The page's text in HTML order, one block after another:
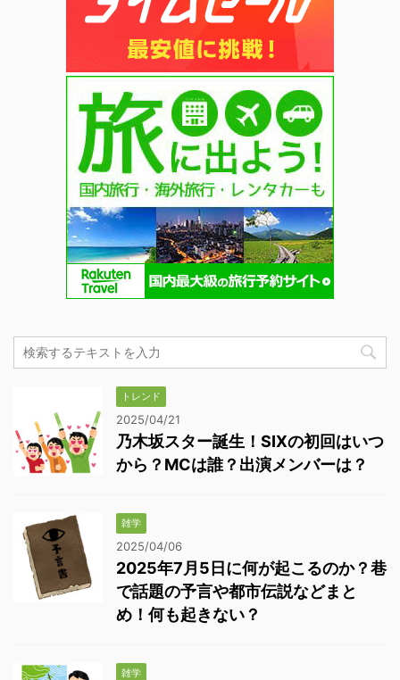
トレンド
2025/04/21
乃木坂スター誕生！SIXの初回はいつ
から？MCは誰？出演メンバーは？
雑学
2025/04/06
2025年7月5日に何が起こるのか？巷
で話題の予言や都市伝説などまと
め！何も起きない？
雑学